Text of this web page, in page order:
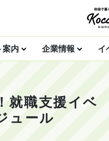
案内 企業情報 イ
就職支援イベ
ュール